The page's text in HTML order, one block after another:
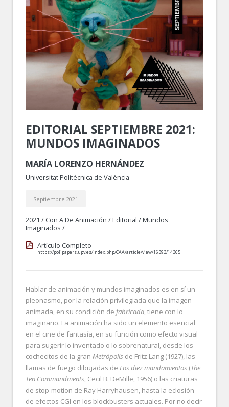
EDITORIAL SEPTIEMBRE 2021:
MUNDOS IMAGINADOS
MARÍA LORENZO HERNÁNDEZ
Universitat Politècnica de València
Septiembre 2021
2021 / Con A De Animación /Editorial /Mundos
Imaginados /
Artículo Completo
https://polipapers.upv.es/index.php/CAA/article/view/16393/14365
Hablar de animación y mundos imaginados es en sí un
pleonasmo, por la relación privilegiada que la imagen
animada, en su condición de fabricada, tiene con lo
imaginario. La animación ha sido un elemento esencial
en el cine de fantasía, en su función como efecto visual
para sugerir lo inventado o lo sobrenatural, desde los
cochecitos de la gran Metrópolis de Fritz Lang (1927), las
llamas de fuego dibujadas de Los diez mandamientos (The
Ten Commandments, Cecil B. DeMille, 1956) o las criaturas
de stop-motion de Ray Harryhausen, hasta la eclosión
de efectos CGI en los blockbusters actuales. Por no decir